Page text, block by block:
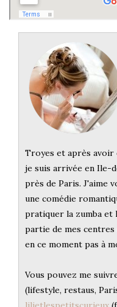
Troyes et après avoir
je suis arrivée en Ile-
près de Paris. J'aime
une comédie
pratiquer la zumba et
partie de mes
en ce moment pas à
Vous pouvez me
(lifestyle, restaus,